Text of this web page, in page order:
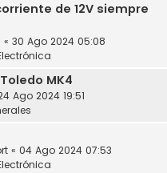
de 12V siempre
« 30 Ago 2024 05:08
MK4
Ago 2024 19:51
« 04 Ago 2024 07:53